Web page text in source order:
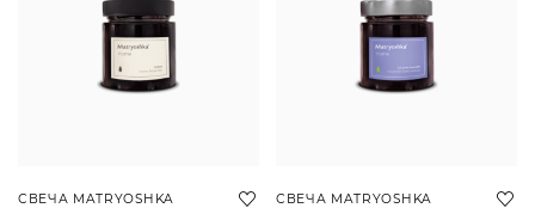
СВЕЧА MATRYOSHKA
СВЕЧА MATRYOSHKA